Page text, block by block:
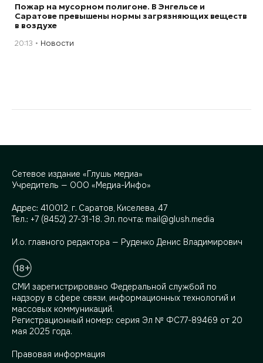
Пожар на мусорном полигоне. В Энгельсе и
Саратове превышены нормы загрязняющих веществ
в воздухе
20:13 Новости
Сетевое издание «Глушь медиа»
Учредитель — ООО «Медиа-Инфо»
Адрес: 410012, г. Саратов, Киселева, 47
Тел.: +7 (8452) 27-31-18. Эл. почта: mail@glush.media
И.о. главного редактора — Руденко Денис Владимирович
СМИ зарегистрировано Федеральной службой по
надзору в сфере связи, информационных технологий и
массовых коммуникаций.
Регистрационный номер: серия Эл № ФС77-89469 от 20
мая 2025 года.
Правовая информация